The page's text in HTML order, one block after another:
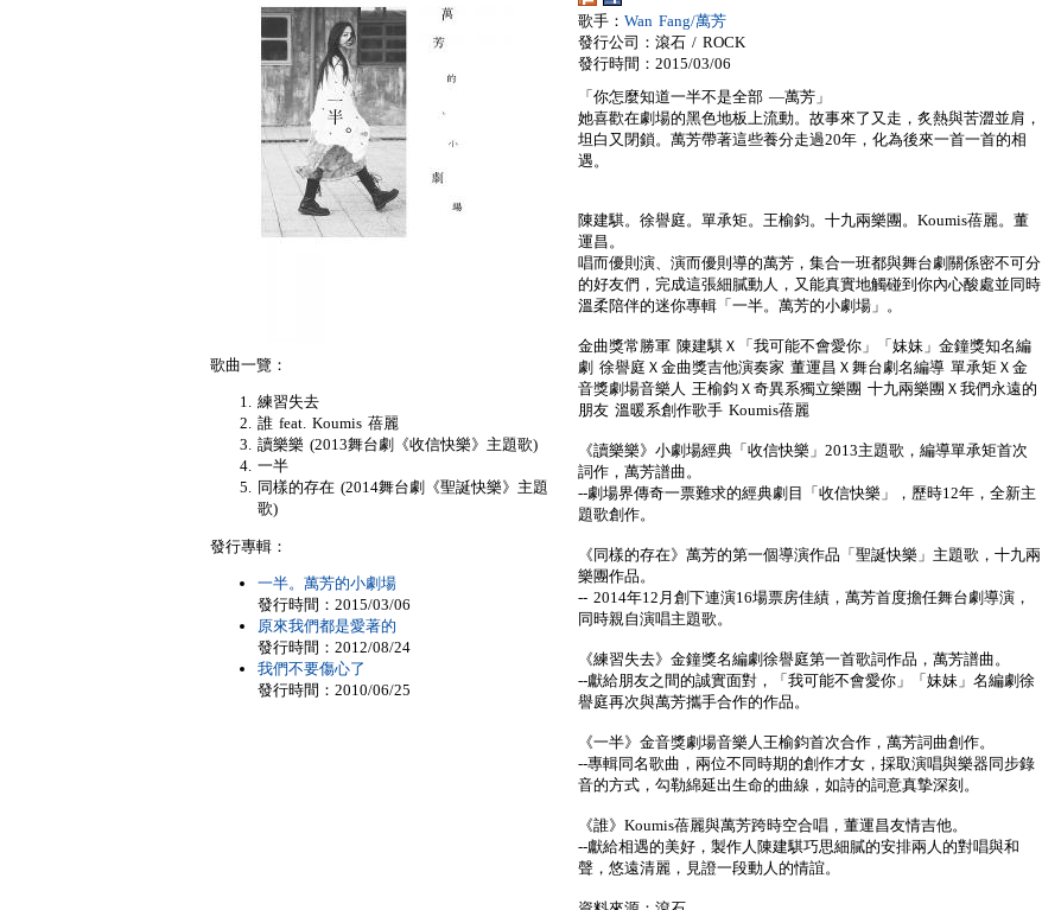
歌手： Wan Fang/萬芳
發行公司：滾石 / ROCK
發行時間：2015/03/06
「你怎麼知道一半不是全部 —萬芳」
她喜歡在劇場的黑色地板上流動。故事來了又走，炙熱與苦澀並肩，
坦白又閉鎖。萬芳帶著這些養分走過20年，化為後來一首一首的相
遇。
陳建騏。徐譽庭。單承矩。王榆鈞。十九兩樂團。Koumis蓓麗。董
運昌。
唱而優則演、演而優則導的萬芳，集合一班都與舞台劇關係密不可分
的好友們，完成這張細膩動人，又能真實地觸碰到你內心酸處並同時
溫柔陪伴的迷你專輯「一半。萬芳的小劇場」。
金曲獎常勝軍 陳建騏Ｘ「我可能不會愛你」「妹妹」金鐘獎知名編
劇 徐譽庭Ｘ金曲獎吉他演奏家 董運昌Ｘ舞台劇名編導 單承矩Ｘ金
音獎劇場音樂人 王榆鈞Ｘ奇異系獨立樂團 十九兩樂團Ｘ我們永遠的
朋友 溫暖系創作歌手 Koumis蓓麗
《讀樂樂》小劇場經典「收信快樂」2013主題歌，編導單承矩首次
詞作，萬芳譜曲。
--劇場界傳奇一票難求的經典劇目「收信快樂」，歷時12年，全新主
題歌創作。
《同樣的存在》萬芳的第一個導演作品「聖誕快樂」主題歌，十九兩
樂團作品。
-- 2014年12月創下連演16場票房佳績，萬芳首度擔任舞台劇導演，
同時親自演唱主題歌。
《練習失去》金鐘獎名編劇徐譽庭第一首歌詞作品，萬芳譜曲。
--獻給朋友之間的誠實面對，「我可能不會愛你」「妹妹」名編劇徐
譽庭再次與萬芳攜手合作的作品。
《一半》金音獎劇場音樂人王榆鈞首次合作，萬芳詞曲創作。
--專輯同名歌曲，兩位不同時期的創作才女，採取演唱與樂器同步錄
音的方式，勾勒綿延出生命的曲線，如詩的詞意真摯深刻。
《誰》Koumis蓓麗與萬芳跨時空合唱，董運昌友情吉他。
--獻給相遇的美好，製作人陳建騏巧思細膩的安排兩人的對唱與和
聲，悠遠清麗，見證一段動人的情誼。
歌曲一覽：
練習失去
誰 feat. Koumis 蓓麗
讀樂樂 (2013舞台劇《收信快樂》主題歌)
一半
同樣的存在 (2014舞台劇《聖誕快樂》主題
歌)
發行專輯：
一半。萬芳的小劇場
發行時間：2015/03/06
原來我們都是愛著的
發行時間：2012/08/24
我們不要傷心了
發行時間：2010/06/25